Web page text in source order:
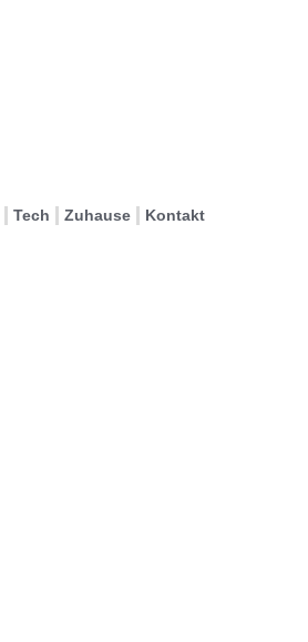
Tech Zuhause Kontakt